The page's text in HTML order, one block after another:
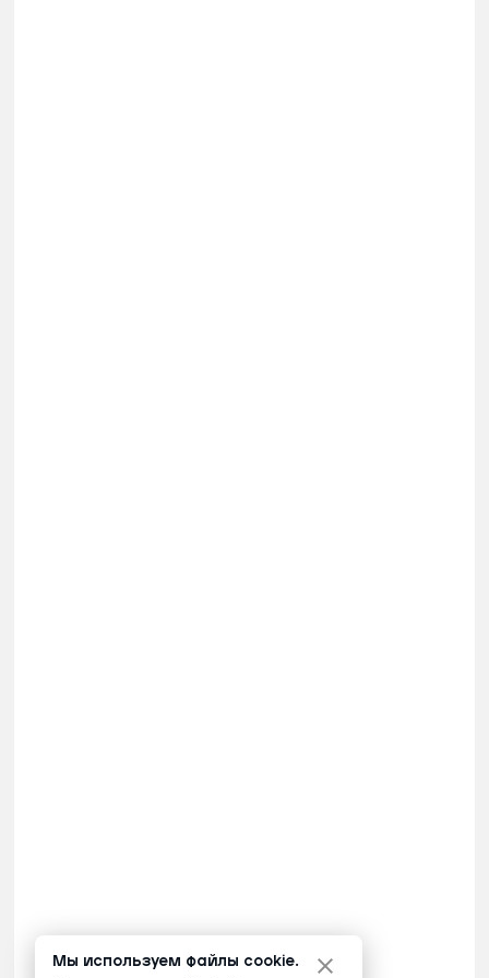
Мы используем файлы cookie.